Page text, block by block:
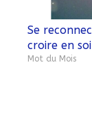
Se
croire en soi
Mot du Mois